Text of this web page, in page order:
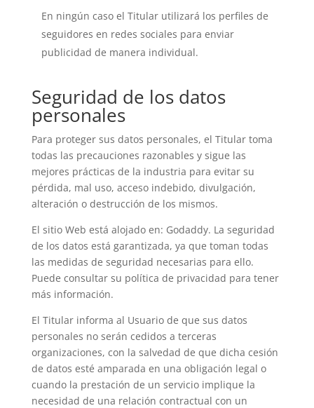
En ningún caso el Titular utilizará los perfiles de
seguidores en redes sociales para enviar
publicidad de manera individual.
Seguridad de los datos
personales
Para proteger sus datos personales, el Titular toma
todas las precauciones razonables y sigue las
mejores prácticas de la industria para evitar su
pérdida, mal uso, acceso indebido, divulgación,
alteración o destrucción de los mismos.
El sitio Web está alojado en: Godaddy. La seguridad
de los datos está garantizada, ya que toman todas
las medidas de seguridad necesarias para ello.
Puede consultar su política de privacidad para tener
más información.
El Titular informa al Usuario de que sus datos
personales no serán cedidos a terceras
organizaciones, con la salvedad de que dicha cesión
de datos esté amparada en una obligación legal o
cuando la prestación de un servicio implique la
necesidad de una relación contractual con un